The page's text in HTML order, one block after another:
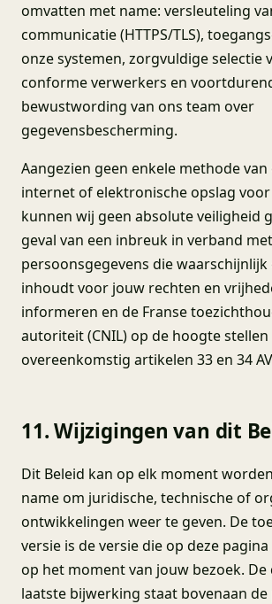
omvatten met name: versleuteling
communicatie (HTTPS/TLS),
onze systemen, zorgvuldige selectie
conforme verwerkers en
bewustwording van ons team over
gegevensbescherming.
Aangezien geen enkele methode
internet of elektronische opslag voor
kunnen wij geen absolute veiligheid
geval van een inbreuk in verband met
persoonsgegevens die waarschijnlijk
inhoudt voor jouw rechten en
informeren en de Franse
autoriteit (CNIL) op de hoogte stellen
overeenkomstig artikelen 33 en 34
11. Wijzigingen van dit
Dit Beleid kan op elk moment
name om juridische, technische of
ontwikkelingen weer te geven. De
versie is de versie die op deze
op het moment van jouw bezoek. De
laatste bijwerking staat bovenaan de